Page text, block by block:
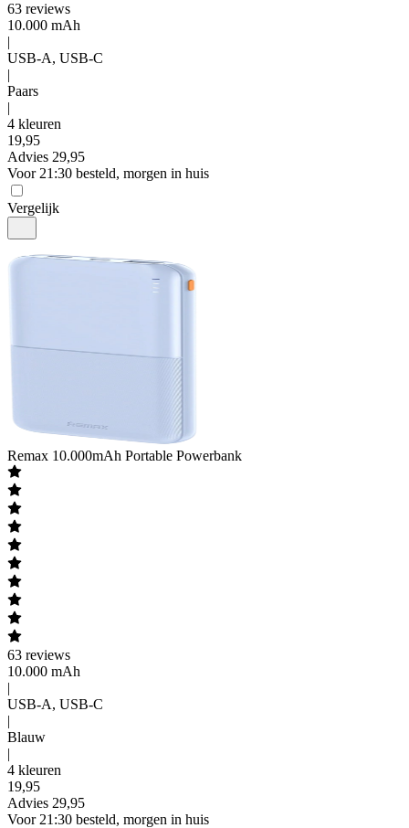
63 reviews
10.000 mAh
|
USB-A, USB-C
|
Paars
|
4 kleuren
19,95
Advies 29,95
Voor 21:30 besteld, morgen in huis
Vergelijk
Remax 10.000mAh Portable Powerbank
63 reviews
10.000 mAh
|
USB-A, USB-C
|
Blauw
|
4 kleuren
19,95
Advies 29,95
Voor 21:30 besteld, morgen in huis